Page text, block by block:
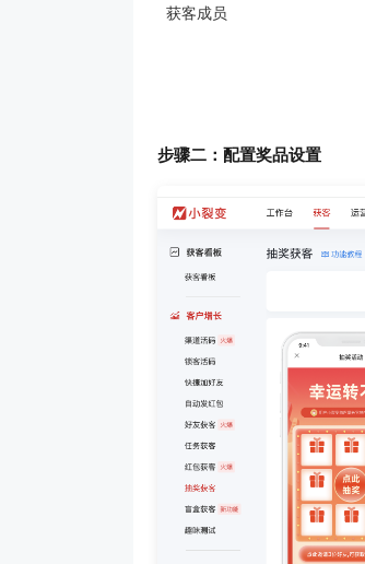
获客成员
步骤二：配置奖品设置